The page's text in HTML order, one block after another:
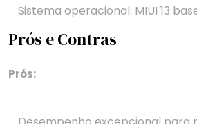
Sistema operacional: MIUI 13
Prós e Contras
Prós: